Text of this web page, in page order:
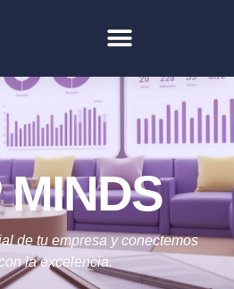
MINDS
de tu empresa y conectemos
la excelencia.